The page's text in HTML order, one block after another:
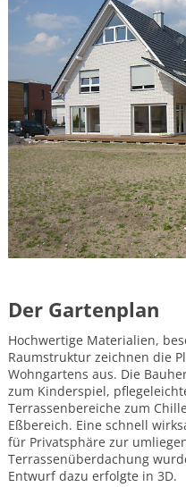
Pflegeleichter
Wohngarten
barrierefreier
und
altersgerechter
Garten
Garten
mit
Schwimmteich
Große
Gärten
Barrierefreier
Garten
Garten
am
Vorgärten
Vorgarten
Pflegeleichter
Vorgarten
Barrierefreier
Vorgarten
Pflanzen
Gehölze
Der Gartenplan
Hochwertige Materialien,
Raumstruktur zeichnen die
Wohngartens aus. Die
zum Kinderspiel,
Terrassenbereiche zum
Eßbereich. Eine schnell
für Privatsphäre zur
Terrassenüberdachung
Entwurf dazu erfolgte in 3D.